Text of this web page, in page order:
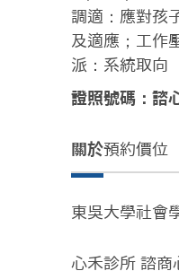
調適：應對孩
及適應；工作
派：系統取向
證照號碼：諮
關於預約價位
東吳大學社會
心禾診所 諮商